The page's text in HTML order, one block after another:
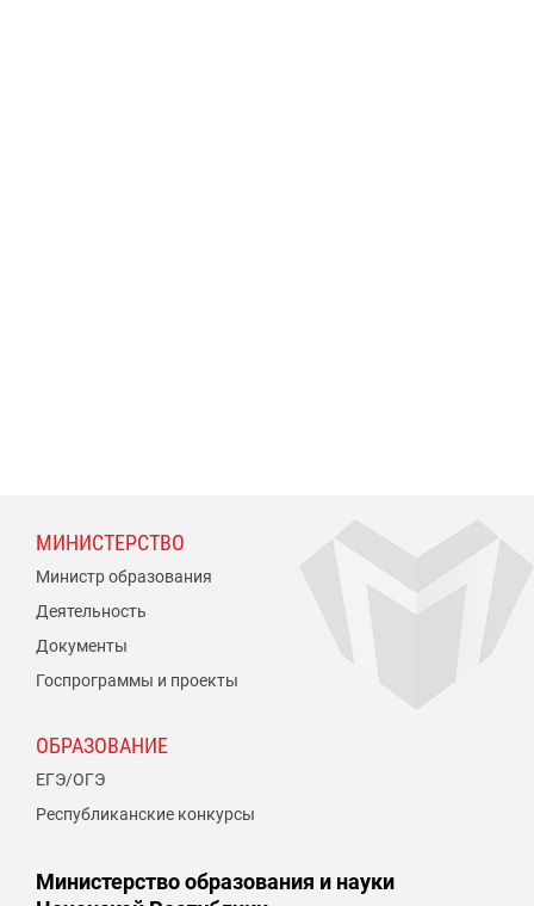
МИНИСТЕРСТВО
Министр образования
Деятельность
Документы
Госпрограммы и проекты
ОБРАЗОВАНИЕ
ЕГЭ/ОГЭ
Республиканские конкурсы
Министерство образования и науки